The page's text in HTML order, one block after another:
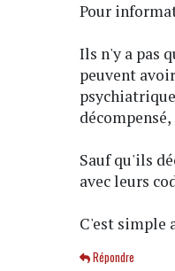
Pour
Ils n'y a pas
peuvent
décompensé,
Sauf qu'ils
avec leurs
C'est simple
Répondre